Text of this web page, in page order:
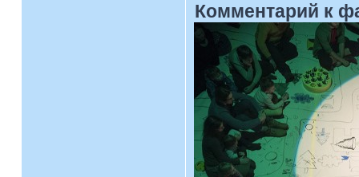
Комментарий к